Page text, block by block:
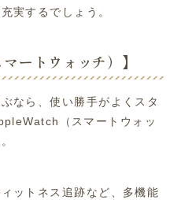
実するでしょう。
ートウォッチ）】
なら、使い勝手がよくスタ
（スマートウォッ
ットネス追跡など、多機能